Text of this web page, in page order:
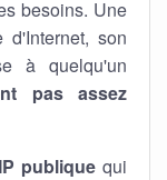
besoins. Une
d'Internet, son
à quelqu'un
pas assez
publique qui